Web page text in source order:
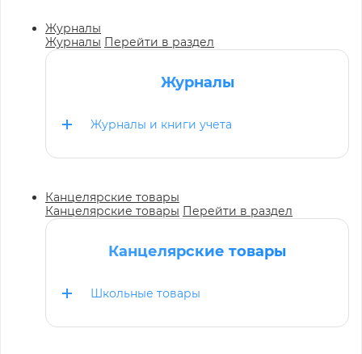
Журналы
Журналы Перейти в раздел
Журналы
Журналы и книги учета
Канцелярские товары
Канцелярские товары Перейти в раздел
Канцелярские товары
Школьные товары